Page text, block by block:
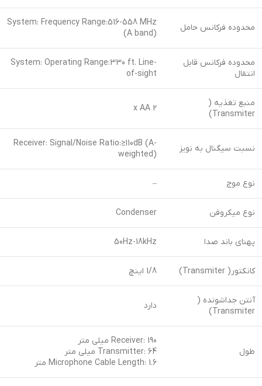
محدوده فرکانس حامل
System: Frequency Range:516-558 MHz
(A band)
محدوده فرکانس قابل
انتقال
System: Operating Range:330 ft. Line-
of-sight
منبع تغذیه (
Transmiter)
2 x AA
نسبت سیگنال به نویز
Receiver: Signal/Noise Ratio:≥110dB (A-
weighted)
نوع موج –
نوع میکروفن Condenser
پهنای باند صدا 50Hz-18kHz
کانکتور( Transmiter) 1/8 اینچ
آنتن جداشونده (
Transmiter)
دارد
طول
Receiver: 190 میلی متر
Transmitter: 64 میلی متر
Microphone Cable Length: 1.6 متر